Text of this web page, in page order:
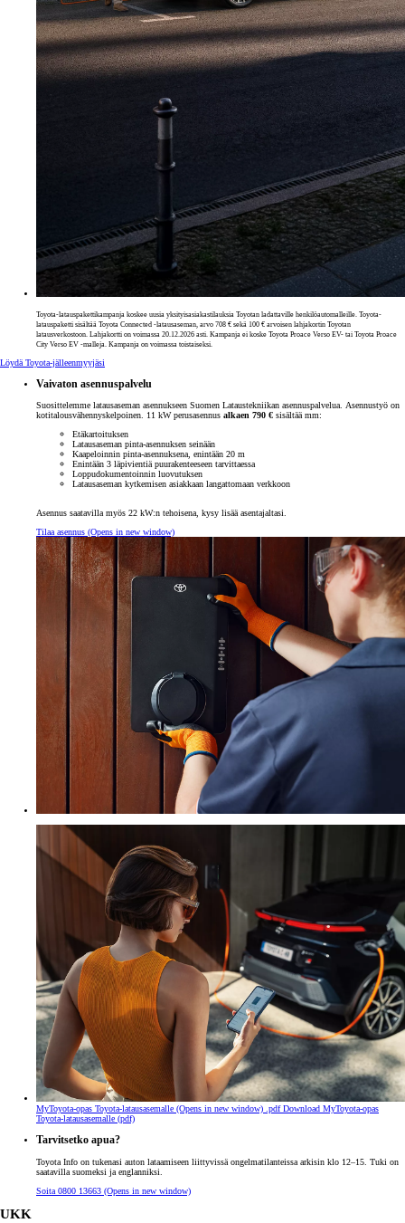
Toyota-latauspakettikampanja koskee uusia yksityisasiakastilauksia Toyotan ladattaville henkilöautomalleille. Toyota-
latauspaketti sisältää Toyota Connected -latausaseman, arvo 708 € sekä 100 € arvoisen lahjakortin Toyotan
latausverkostoon. Lahjakortti on voimassa 20.12.2026 asti. Kampanja ei koske Toyota Proace Verso EV- tai Toyota Proace
City Verso EV -malleja. Kampanja on voimassa toistaiseksi.
Löydä Toyota-jälleenmyyjäsi
Vaivaton asennuspalvelu
Suosittelemme latausaseman asennukseen Suomen Lataustekniikan asennuspalvelua. Asennustyö on
kotitalousvähennyskelpoinen. 11 kW perusasennus alkaen 790 € sisältää mm:
Etäkartoituksen
Latausaseman pinta-asennuksen seinään
Kaapeloinnin pinta-asennuksena, enintään 20 m
Enintään 3 läpivientiä puurakenteeseen tarvittaessa
Loppudokumentoinnin luovutuksen
Latausaseman kytkemisen asiakkaan langattomaan verkkoon
Asennus saatavilla myös 22 kW:n tehoisena, kysy lisää asentajaltasi.
Tilaa asennus (Opens in new window)
MyToyota-opas Toyota-latausasemalle (Opens in new window) .pdfDownload MyToyota-opas
Toyota-latausasemalle (pdf)
Tarvitsetko apua?
Toyota Info on tukenasi auton lataamiseen liittyvissä ongelmatilanteissa arkisin klo 12–15. Tuki on
saatavilla suomeksi ja englanniksi.
Soita 0800 13663 (Opens in new window)
UKK